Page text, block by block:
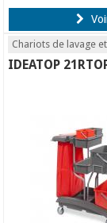
Chariots de lavage
IDEATOP